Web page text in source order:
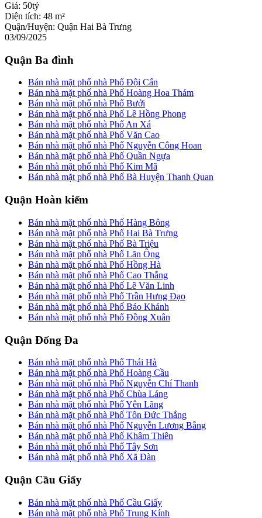
Giá: 50tỷ
Diện tích: 48 m²
Quận/Huyện: Quận Hai Bà Trưng
03/09/2025
Quận Ba đình
Bán nhà mặt phố nhà Phố Đội Cấn
Bán nhà mặt phố nhà Phố Hoàng Hoa Thám
Bán nhà mặt phố nhà Phố Bưởi
Bán nhà mặt phố nhà Phố Lê Hồng Phong
Bán nhà mặt phố nhà Phố An Xá
Bán nhà mặt phố nhà Phố Văn Cao
Bán nhà mặt phố nhà Phố Nguyễn Công Hoan
Bán nhà mặt phố nhà Phố Quần Ngựa
Bán nhà mặt phố nhà Phố Kim Mã
Bán nhà mặt phố nhà Phố Bà Huyện Thanh Quan
Quận Hoàn kiếm
Bán nhà mặt phố nhà Phố Hàng Bông
Bán nhà mặt phố nhà Phố Hai Bà Trưng
Bán nhà mặt phố nhà Phố Bà Triệu
Bán nhà mặt phố nhà Phố Lãn Ông
Bán nhà mặt phố nhà Phố Hồng Hà
Bán nhà mặt phố nhà Phố Cao Thắng
Bán nhà mặt phố nhà Phố Lê Văn Linh
Bán nhà mặt phố nhà Phố Trần Hưng Đạo
Bán nhà mặt phố nhà Phố Báo Khánh
Bán nhà mặt phố nhà Phố Đồng Xuân
Quận Đống Đa
Bán nhà mặt phố nhà Phố Thái Hà
Bán nhà mặt phố nhà Phố Hoàng Cầu
Bán nhà mặt phố nhà Phố Nguyễn Chí Thanh
Bán nhà mặt phố nhà Phố Chùa Láng
Bán nhà mặt phố nhà Phố Yên Lãng
Bán nhà mặt phố nhà Phố Tôn Đức Thắng
Bán nhà mặt phố nhà Phố Nguyễn Lương Bằng
Bán nhà mặt phố nhà Phố Khâm Thiên
Bán nhà mặt phố nhà Phố Tây Sơn
Bán nhà mặt phố nhà Phố Xã Đàn
Quận Cầu Giấy
Bán nhà mặt phố nhà Phố Cầu Giấy
Bán nhà mặt phố nhà Phố Trung Kính